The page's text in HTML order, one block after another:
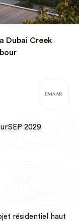
Dubai Creek
SEP 2029
résidentiel haut